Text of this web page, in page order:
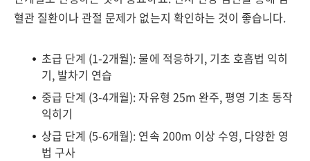
혈관 질환이나 관절 문제가 없는지 확인하는 것이 좋습니다.
초급 단계 (1-2개월): 물에 적응하기, 기초 호흡법 익히
기, 발차기 연습
중급 단계 (3-4개월): 자유형 25m 완주, 평영 기초 동작
익히기
상급 단계 (5-6개월): 연속 200m 이상 수영, 다양한 영
법 구사